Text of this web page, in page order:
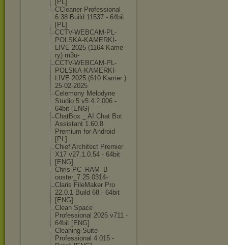
[PL]
CCleaner Professional
6.38 Build 11537 - 64bit
[PL]
CCTV-WEBCAM-PL-
POLSKA-KAMERK I-
LIVE 2025 (1164 Kame
ry) m3u-
CCTV-WEBCAM-PL-
POLSKA-KAMERK I-
LIVE 2025 (610 Kamer )
25-02-2025
Celemony Melodyne
Studio 5 v5.4.2.006 -
64bit [ENG]
ChatBox _ AI Chat Bot
Assistant 1.60.8
Premium for Android
[PL]
Chief Architect Premier
X17 v27.1.0.54 - 64bit
[ENG]
Chris-PC_RAM_B
ooster_7.25.0314-
Claris FileMaker Pro
22.0.1 Build 68 - 64bit
[ENG]
Clean Space
Professional 2025 v711 -
64bit [ENG]
Cleaning Suite
Professional 4 015 -